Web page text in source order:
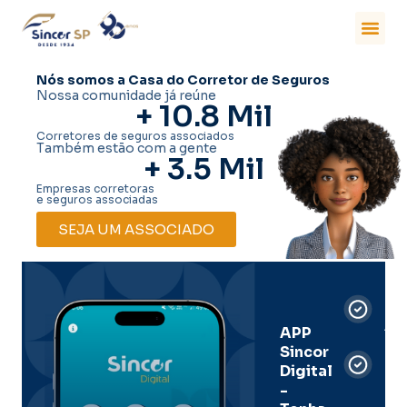
Nós somos a Casa do Corretor de Seguros
Nossa comunidade já reúne
+ 10.8 Mil
Corretores de seguros associados
Também estão com a gente
+ 3.5 Mil
Empresas corretoras
e seguros associadas
SEJA UM ASSOCIADO
APP
Sincor
Digital
-